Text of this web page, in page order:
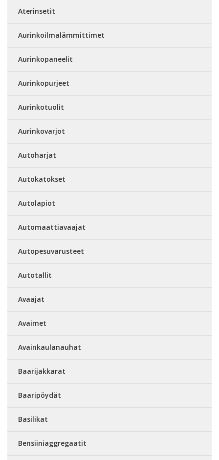
Aterinsetit
Aurinkoilmalämmittimet
Aurinkopaneelit
Aurinkopurjeet
Aurinkotuolit
Aurinkovarjot
Autoharjat
Autokatokset
Autolapiot
Automaattiavaajat
Autopesuvarusteet
Autotallit
Avaajat
Avaimet
Avainkaulanauhat
Baarijakkarat
Baaripöydät
Basilikat
Bensiiniaggregaatit